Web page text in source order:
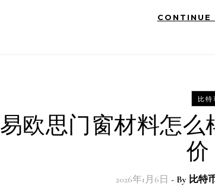
CONTINUE
比特
易欧思门窗材料怎
价
2026年1月6日 - By 比特